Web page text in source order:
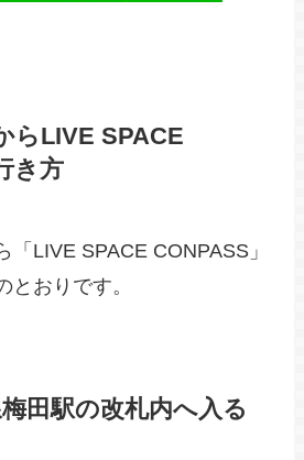
らLIVE SPACE
き方
「LIVE SPACE CONPASS」
とおりです。
田駅の改札内へ入る